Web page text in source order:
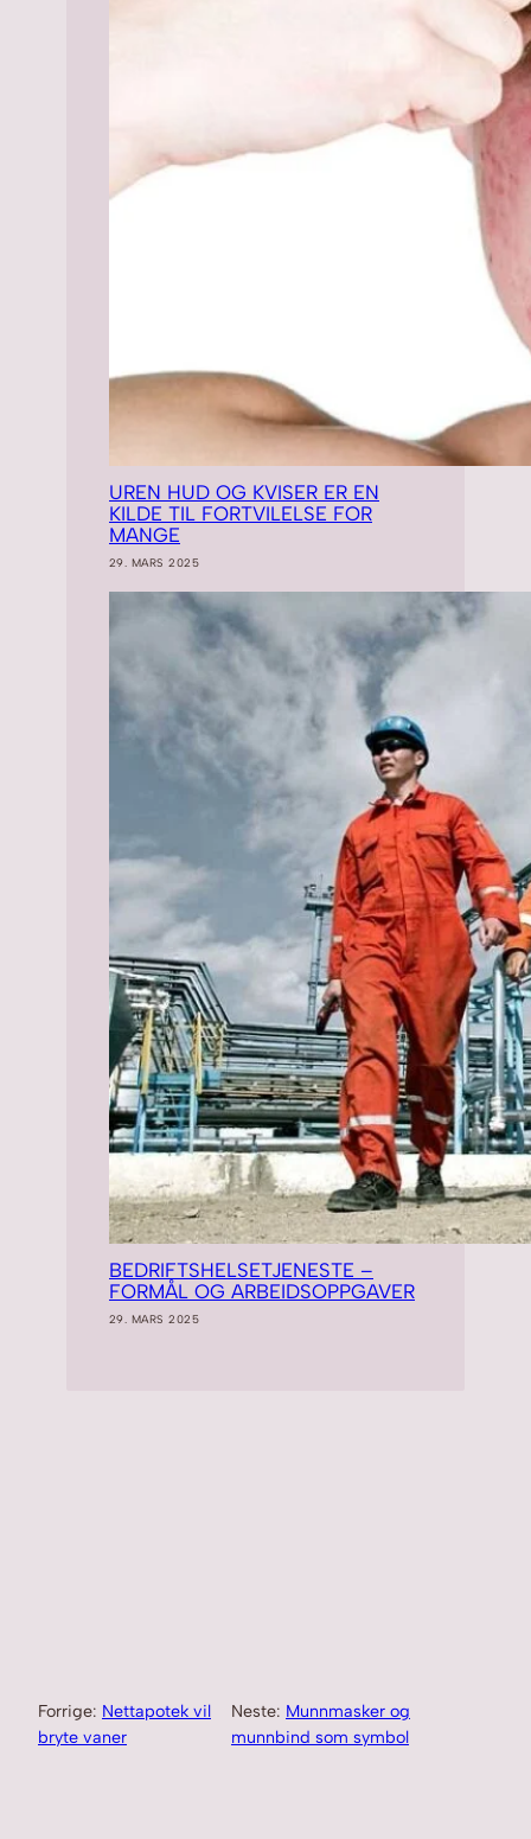
UREN HUD OG KVISER ER EN
KILDE TIL FORTVILELSE FOR
MANGE
29. MARS 2025
BEDRIFTSHELSETJENESTE –
FORMÅL OG ARBEIDSOPPGAVER
29. MARS 2025
Forrige: Nettapotek vil
bryte vaner
Neste: Munnmasker og
munnbind som symbol